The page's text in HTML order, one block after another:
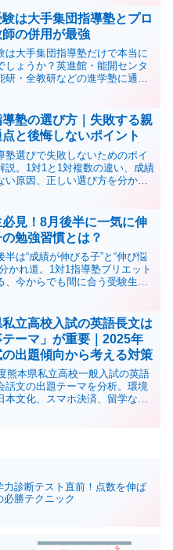
は大手集団指導塾とプロ
の併用が最強
は大手集団指導塾だけで本当に
しょうか？英進館・能開センタ
研・全教研などの進学塾に通う
。苦手克服、過去問対策、学習
ンタルケアまで詳しく紹介しま
塾の選び方｜失敗する親
と後悔しないポイント
塾選びで失敗しないためのポイ
説。1対1と1対複数の違い、成績
い原因、正しい選び方を分かり
必見！8月後半に一気に伸
勉強習慣とは？
半は“成績が伸びる子”と“伸び悩
かれ道。1対1指導塾ブリエット
、今からでも間に合う受験生の
中！立高校入試の英語長文は
テーマ」が重要｜2025年
の出題傾向から考える対策
熊本県私立高校一般入試の英語
話文の出題テーマを分析。環境
本文化、スマホ決済、留学な
力診断テスト直前！点数を伸ば
必勝テクニック